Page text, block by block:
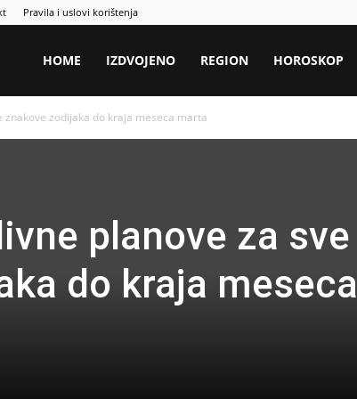
Pravila i uslovi korištenja
HOME IZDVOJENO REGION HOROSKOP
znakove zodijaka do kraja meseca marta
planove za sve
do kraja meseca